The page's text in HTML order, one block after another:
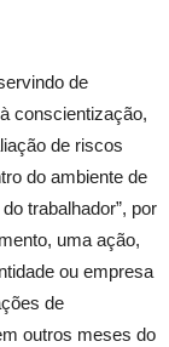
de
conscientização,
de riscos
do ambiente de
trabalhador”, por
uma ação,
ou empresa
de
outros meses do